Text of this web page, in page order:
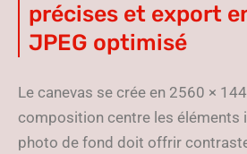
précises et export
JPEG optimisé
Le canevas se crée en 2560 ×
composition centre les éléments
photo de fond doit offrir